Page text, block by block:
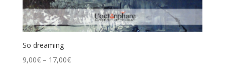
So dreaming
9,00€– 17,00€